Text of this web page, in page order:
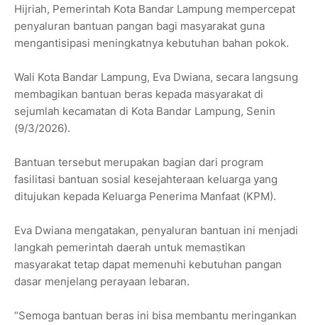
Hijriah, Pemerintah Kota Bandar Lampung mempercepat
penyaluran bantuan pangan bagi masyarakat guna
mengantisipasi meningkatnya kebutuhan bahan pokok.
Wali Kota Bandar Lampung, Eva Dwiana, secara langsung
membagikan bantuan beras kepada masyarakat di
sejumlah kecamatan di Kota Bandar Lampung, Senin
(9/3/2026).
Bantuan tersebut merupakan bagian dari program
fasilitasi bantuan sosial kesejahteraan keluarga yang
ditujukan kepada Keluarga Penerima Manfaat (KPM).
Eva Dwiana mengatakan, penyaluran bantuan ini menjadi
langkah pemerintah daerah untuk memastikan
masyarakat tetap dapat memenuhi kebutuhan pangan
dasar menjelang perayaan lebaran.
“Semoga bantuan beras ini bisa membantu meringankan